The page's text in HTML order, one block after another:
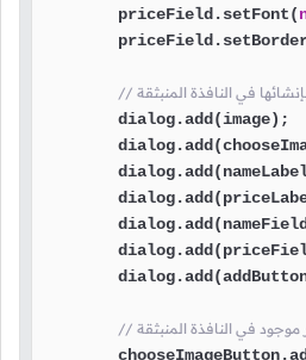
        priceField.setFont(
في النافذة المنبثقة
        dialog.add(image);